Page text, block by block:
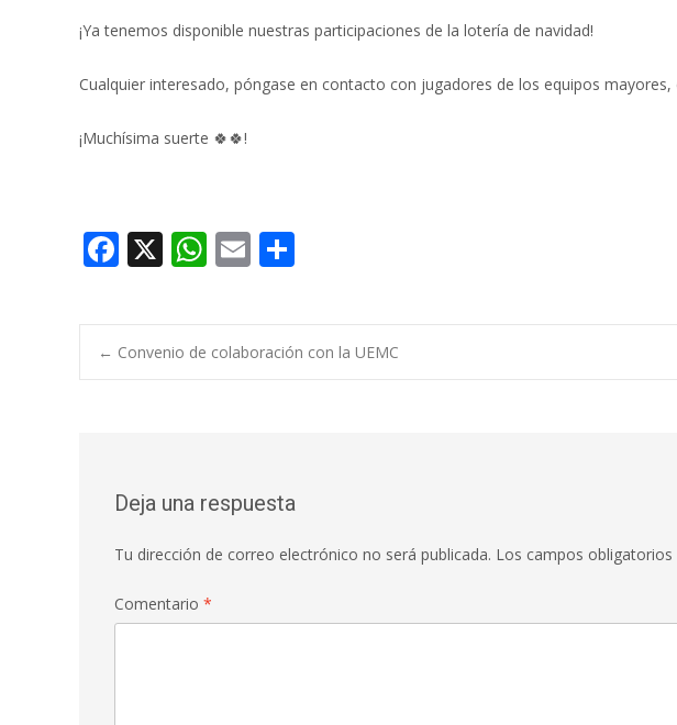
e
o
o
at
A
p
ai m
p
ar
¡Ya tenemos disponible nuestras participaciones de la lotería de navidad!
Cualquier interesado, póngase en contacto con jugadores de los equipos
¡Muchísima suerte 🍀🍀!
F
e
b
o
X W
at
s
A
E
ai
l
m
p
ar
Navegación
entradas
← Convenio de colaboración con la UEMC
Deja una respuesta
Tu dirección de correo electrónico no será publicada. Los campos
Comentario *